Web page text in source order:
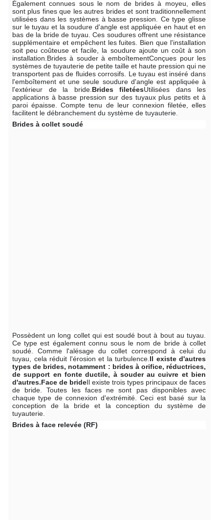
Également connues sous le nom de brides à moyeu, elles
sont plus fines que les autres brides et sont traditionnellement
utilisées dans les systèmes à basse pression. Ce type glisse
sur le tuyau et la soudure d'angle est appliquée en haut et en
bas de la bride de tuyau. Ces soudures offrent une résistance
supplémentaire et empêchent les fuites. Bien que l'installation
soit peu coûteuse et facile, la soudure ajoute un coût à son
installation. Brides à souder à emboîtementConçues pour les
systèmes de tuyauterie de petite taille et haute pression qui ne
transportent pas de fluides corrosifs. Le tuyau est inséré dans
l'emboîtement et une seule soudure d'angle est appliquée à
l'extérieur de la bride. Brides filetéesUtilisées dans les
applications à basse pression sur des tuyaux plus petits et à
paroi épaisse. Compte tenu de leur connexion filetée, elles
facilitent le débranchement du système de tuyauterie.
Brides à collet soudé
Possèdent un long collet qui est soudé bout à bout au tuyau.
Ce type est également connu sous le nom de bride à collet
soudé. Comme l'alésage du collet correspond à celui du
tuyau, cela réduit l'érosion et la turbulence.Il existe d'autres
types de brides, notamment : brides à orifice, réductrices,
de support en fonte ductile, à souder au cuivre et bien
d'autres.Face de brideIl existe trois types principaux de faces
de bride. Toutes les faces ne sont pas disponibles avec
chaque type de connexion d'extrémité. Ceci est basé sur la
conception de la bride et la conception du système de
tuyauterie.
Brides à face relevée (RF)